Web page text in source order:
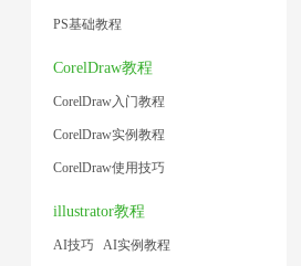
PS基础教程
CorelDraw教程
CorelDraw入门教程
CorelDraw实例教程
CorelDraw使用技巧
illustrator教程
AI技巧 AI实例教程